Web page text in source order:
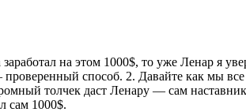
на этом 1000$, то уже Ленар я
способ. 2. Давайте как мы
толчек даст Ленару — сам
сам 1000$.